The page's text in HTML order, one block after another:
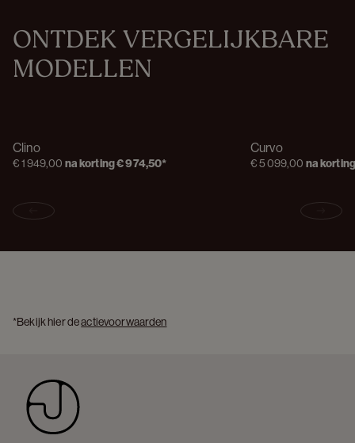
ONTDEK VERGELIJKBARE
MODELLEN
Clino
€ 1 949,00 na korting€ 974,50*
Curvo
€ 5 099,00 na korting
Previous slide Next
*Bekijk hier de actievoorwaarden